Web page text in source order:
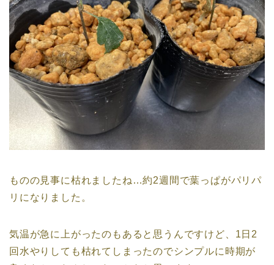
ものの見事に枯れましたね…約2週間で葉っぱがパリパ
リになりました。
気温が急に上がったのもあると思うんですけど、1日2
回水やりしても枯れてしまったのでシンプルに時期が